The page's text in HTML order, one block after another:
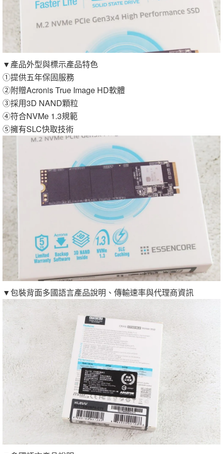
▼產品外型與標示產品特色
①提供五年保固服務
②附贈Acronis True Image HD軟體
③採用3D NAND顆粒
④符合NVMe 1.3規範
⑤擁有SLC快取技術
▼包裝背面多國語言產品說明、傳輸速率與代理商資訊